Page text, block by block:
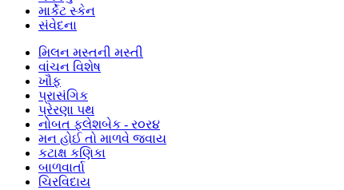
માર્કેટ સ્કેન
સંવેદના
મિલન મસ્તની મસ્તી
વાંચન વિશેષ
ખૌફ
પ્રાસંગિક
પ્રેરણા પથ
નોબત ફ્લેશબેક - ર૦ર૪
મન હોઈ તો માળવે જવાય
કટાક્ષ કણિકા
બાળવાર્તા
ચિરવિદાય